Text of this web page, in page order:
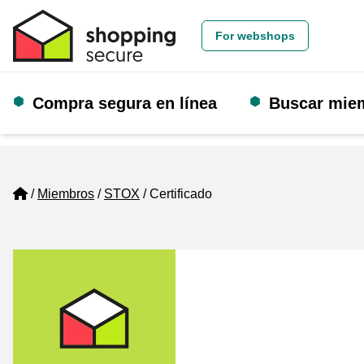
For webshops
Compra segura en línea Buscar
Home
Miembros STOX Certificado